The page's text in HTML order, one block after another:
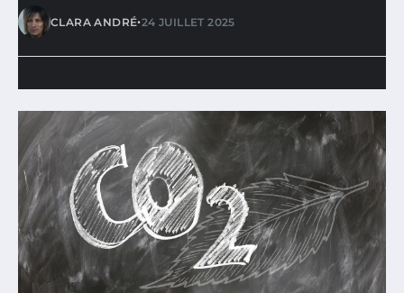
CLARA ANDRÉ•24 JUILLET 2025